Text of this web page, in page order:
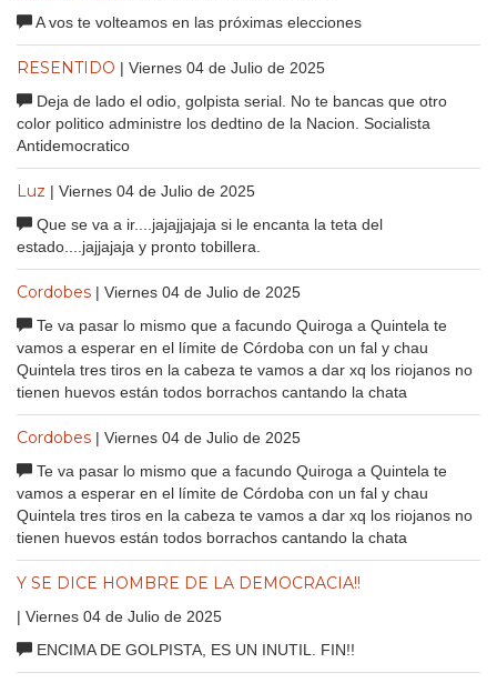
A vos te volteamos en las próximas elecciones
RESENTIDO | Viernes 04 de Julio de 2025
Deja de lado el odio, golpista serial. No te bancas que otro
color politico administre los dedtino de la Nacion. Socialista
Antidemocratico
Luz | Viernes 04 de Julio de 2025
Que se va a ir....jajajjajaja si le encanta la teta del
estado....jajjajaja y pronto tobillera.
Cordobes | Viernes 04 de Julio de 2025
Te va pasar lo mismo que a facundo Quiroga a Quintela te
vamos a esperar en el límite de Córdoba con un fal y chau
Quintela tres tiros en la cabeza te vamos a dar xq los riojanos no
tienen huevos están todos borrachos cantando la chata
Cordobes | Viernes 04 de Julio de 2025
Te va pasar lo mismo que a facundo Quiroga a Quintela te
vamos a esperar en el límite de Córdoba con un fal y chau
Quintela tres tiros en la cabeza te vamos a dar xq los riojanos no
tienen huevos están todos borrachos cantando la chata
Y SE DICE HOMBRE DE LA DEMOCRACIA!!
| Viernes 04 de Julio de 2025
ENCIMA DE GOLPISTA, ES UN INUTIL. FIN!!